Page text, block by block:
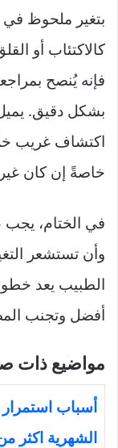
بتغير ملحوظ في
كالاكتئاب أو
فإنه يُنصح
بشكل دقيق. يميل
اكتشاف غريب
خاصةً إن كان غير
في الختام، يجب
وأن تستشعر
الطبيب يعد
أفضل وتجنب
مواضيع ذات
أسباب استمرار
الشهرية اكثر من 7